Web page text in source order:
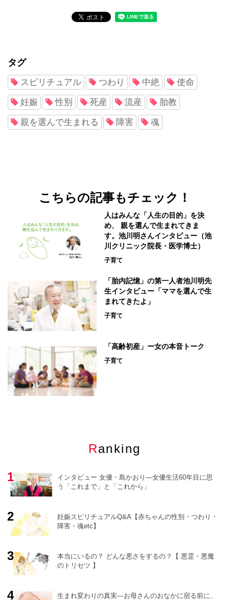
タグ
スピリチュアル つわり 中絶 使命
妊娠 性別 死産 流産 胎教
親を選んで生まれる 障害 魂
こちらの記事もチェック！
人はみんな「人生の目的」を決
め、 親を選んで生まれてきま
す。池川明さんインタビュー（池
川クリニック院長・医学博士）
子育て
「胎内記憶」の第一人者池川明先
生インタビュー「ママを選んで生
まれてきたよ」
子育て
「高齢初産」ー女の本音トーク
子育て
Ranking
インタビュー 女優・島かおり―女優生活60年目に思
う「これまで」と「これから」
妊娠スピリチュアルQ&A【赤ちゃんの性別・つわり・
障害・魂etc】
本当にいるの？ どんな悪さをするの？【 悪霊・悪魔
のトリセツ 】
生まれ変わりの真実―お母さんのおなかに宿る前に、